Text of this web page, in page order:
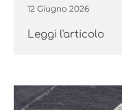
12 Giugno 2026
Leggi l'articolo